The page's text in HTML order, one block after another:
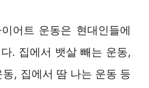
어트 운동은 현대인들에
. 집에서 뱃살 빼는 운동,
, 집에서 땀 나는 운동 등